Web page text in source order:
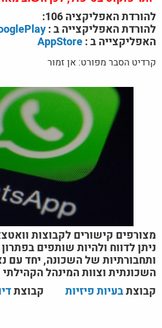
להורדת האפליקציה 106:
להורדת האפליקצייה ב :
האפליקצייה ב :AppStore
קרדיט הסבר מפורט: אן זמור
מצורפים קישורים לקבוצות
ניתן לדווח ולהיות שותפים
ותחבורתיות של השכונה, יחד עם
השכונתית וצוות המינהל הקהילתי
קבוצתבעיות פיזיות קבוצת